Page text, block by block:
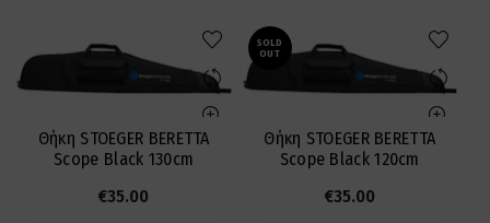
Θήκη STOEGER BERETTA
Scope Black 130cm
€35.00
SOLD
OUT
Θήκη STOEGER BERETTA
Scope Black 120cm
€35.00